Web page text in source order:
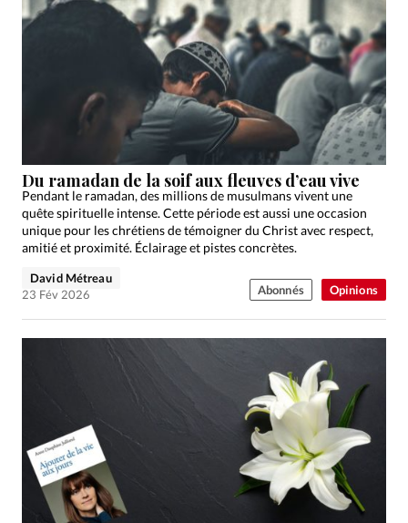
Tous les articles
Se connecter
Édition: Internationale
Devise:CHF
RUBRIQUES
Tous les articles
Actualité chrétienne
Actualité internationale
Chronique
Culture
Dossier
Génération réveil
Monde
Tour du monde des Eglises
Trait d'Ixène
Vie Intérieure
Opinions
Du ramadan de la soif aux fleuves d’eau vive
Pendant le ramadan, des millions de musulmans vivent une
quête spirituelle intense. Cette période est aussi une occasion
unique pour les chrétiens de témoigner du Christ avec respect,
amitié et proximité. Éclairage et pistes concrètes.
David Métreau
23 Fév 2026
Abonnés